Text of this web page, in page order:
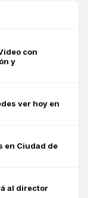
con
y
ver hoy en
en Ciudad de
al director